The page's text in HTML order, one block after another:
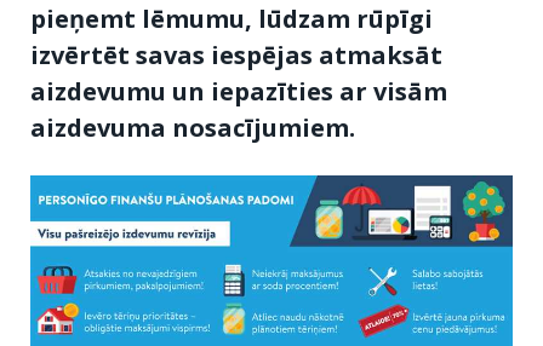
pieņemt lēmumu, lūdzam rūpīgi
izvērtēt savas iespējas atmaksāt
aizdevumu un iepazīties ar visām
aizdevuma nosacījumiem.